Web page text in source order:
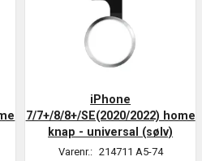
iPhone
7/7+/8/8+/SE(2020/2022) home
knap - universal (sølv)
Varenr.: 214711 A5-74